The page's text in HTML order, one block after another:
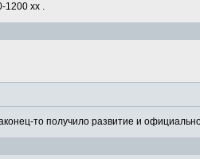
1200 хх .
то получило развитие и